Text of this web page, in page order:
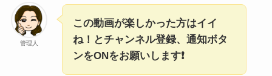
管理人
この動画が楽しかった方はイイ
ね！とチャンネル登録、通知ボタ
ンをONをお願いします❗